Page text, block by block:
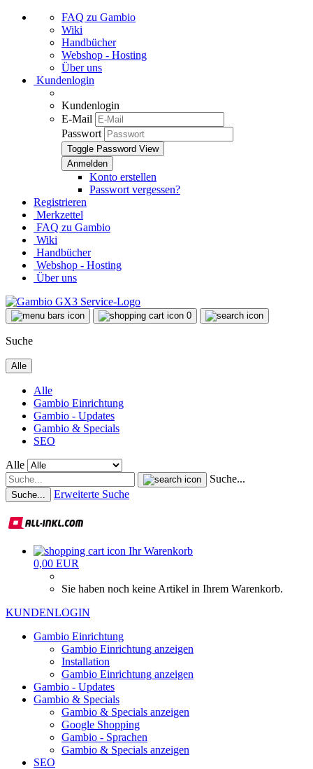
FAQ zu Gambio
Wiki
Handbücher
Webshop - Hosting
Über uns
Kundenlogin
Kundenlogin
E-Mail
Passwort
Toggle Password View
Konto erstellen
Passwort vergessen?
Registrieren
Merkzettel
FAQ zu Gambio
Wiki
Handbücher
Webshop - Hosting
Über uns
0
Suche
Alle
Alle
Gambio Einrichtung
Gambio - Updates
Gambio & Specials
SEO
Alle
Suche...
Suche... Erweiterte Suche
Ihr Warenkorb
0,00 EUR
Sie haben noch keine Artikel in Ihrem Warenkorb.
KUNDENLOGIN
Gambio Einrichtung
Gambio Einrichtung anzeigen
Installation
Gambio Einrichtung anzeigen
Gambio - Updates
Gambio & Specials
Gambio & Specials anzeigen
Google Shopping
Gambio - Sprachen
Gambio & Specials anzeigen
SEO